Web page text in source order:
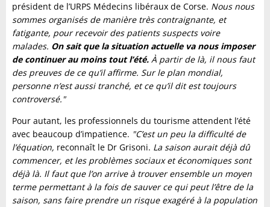
président de l’URPS Médecins libéraux de Corse. Nous nous
sommes organisés de manière très contraignante, et
fatigante, pour recevoir des patients suspects voire
malades. On sait que la situation actuelle va nous imposer
de continuer au moins tout l’été. À partir de là, il nous faut
des preuves de ce qu’il affirme. Sur le plan mondial,
personne n’est aussi tranché, et ce qu’il dit est toujours
controversé."
Pour autant, les professionnels du tourisme attendent l’été
avec beaucoup d’impatience. "C’est un peu la difficulté de
l’équation, reconnaît le Dr Grisoni. La saison aurait déjà dû
commencer, et les problèmes sociaux et économiques sont
déjà là. Il faut que l’on arrive à trouver ensemble un moyen
terme permettant à la fois de sauver ce qui peut l’être de la
saison, sans faire prendre un risque exagéré à la population